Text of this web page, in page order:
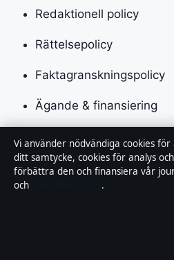
Redaktionell policy
Rättelsepolicy
Faktagranskningspolicy
Ägande & finansiering
Integritetspolicy
Cookiepolicy
Vi använder nödvändiga cookies
ditt samtycke, cookies för analys
förbättra den och finansiera vår
och
.